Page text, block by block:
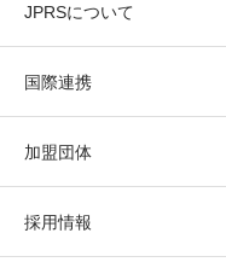
JPRSについて
国際連携
加盟団体
採用情報